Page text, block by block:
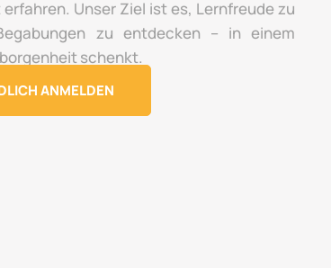
Unser Ziel ist es, Lernfreude zu
zu entdecken – in einem
schenkt.
ANMELDEN